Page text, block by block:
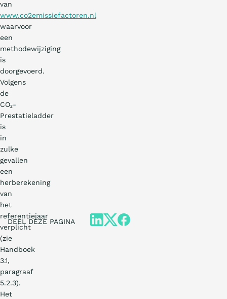
van
www.co2emissiefactoren.nl
waarvoor
een
methodewijziging
is
doorgevoerd.
Volgens
de
CO₂-
Prestatieladder
is
in
zulke
gevallen
een
herberekening
van
het
referentiejaar
verplicht
(zie
Handboek
3.1,
paragraaf
5.2.3).
Het
DEEL DEZE PAGINA